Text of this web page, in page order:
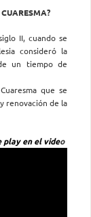
II, cuando se
consideró la
un tiempo de
que se
renovación de la
play en el video